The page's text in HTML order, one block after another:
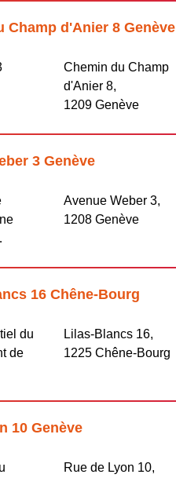
Champ d'Anier 8 Genève
Chemin du Champ
d'Anier 8,
1209 Genève
3 Genève
Avenue Weber 3,
1208 Genève
16 Chêne-Bourg
du
de
Lilas-Blancs 16,
1225 Chêne-Bourg
10 Genève
Rue de Lyon 10,